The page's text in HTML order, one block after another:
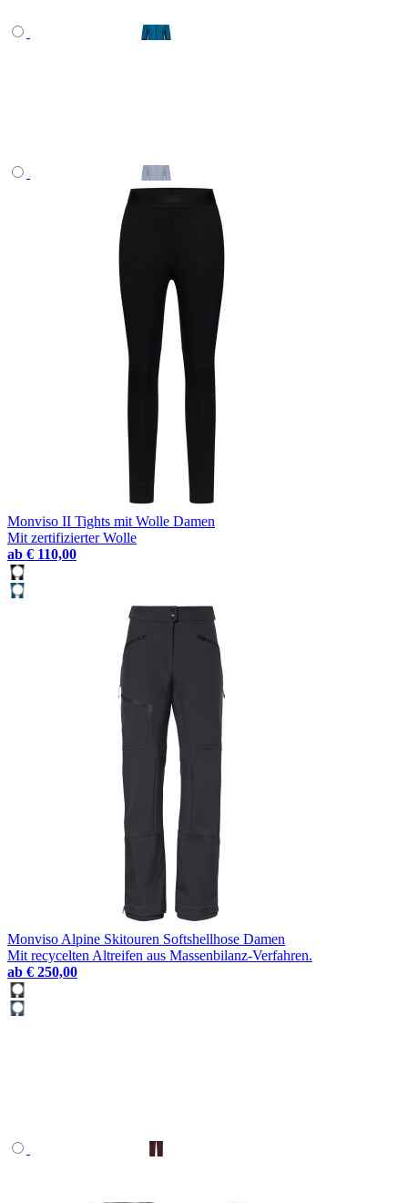
Monviso II Tights mit Wolle Damen
Mit zertifizierter Wolle
ab € 110,00
Monviso Alpine Skitouren Softshellhose Damen
Mit recycelten Altreifen aus Massenbilanz-Verfahren.
ab € 250,00